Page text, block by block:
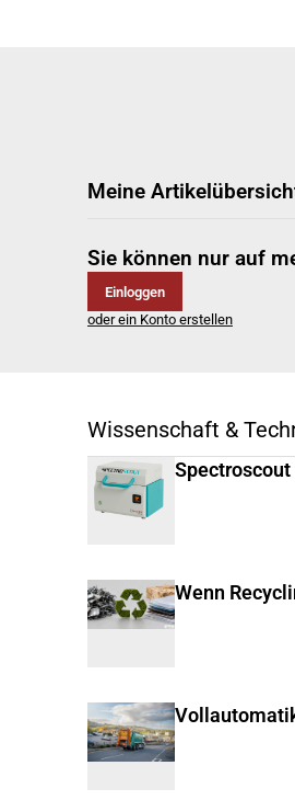
Meine
Sie können nur auf
Einloggen
oder ein Konto erstellen
Wissenschaft &
Wenn